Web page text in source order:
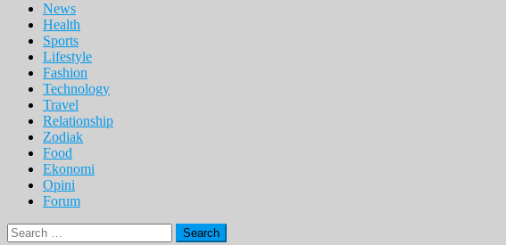
News
Health
Sports
Lifestyle
Fashion
Technology
Travel
Relationship
Zodiak
Food
Ekonomi
Opini
Forum
Search